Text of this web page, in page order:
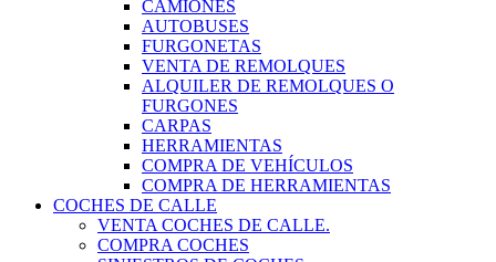
CAMIONES
AUTOBUSES
FURGONETAS
VENTA DE REMOLQUES
ALQUILER DE REMOLQUES O
FURGONES
CARPAS
HERRAMIENTAS
COMPRA DE VEHÍCULOS
COMPRA DE HERRAMIENTAS
COCHES DE CALLE
VENTA COCHES DE CALLE.
COMPRA COCHES